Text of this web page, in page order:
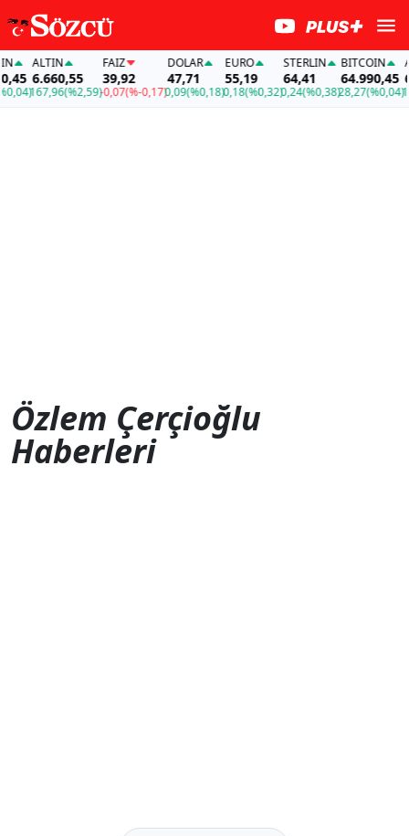
ALTIN
6.660,55
167,96(%2,59)
FAİZ
39,92
-0,07(%-0,17)
DOLAR
47,71
0,09(%0,18)
EURO
55,19
0,18(%0,32)
STERLIN
64,41
0,24(%0,38)
BITCOIN
64.990,45
28,27(%0,04)
Özlem Çerçioğlu
Haberleri